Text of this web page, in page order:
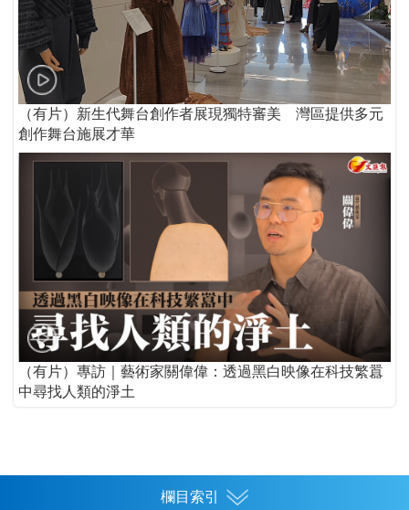
（有片）新生代舞台創作者展現獨特審美 灣區提供多元
創作舞台施展才華
（有片）專訪｜藝術家關偉偉：透過黑白映像在科技繁囂
中尋找人類的淨土
欄目索引